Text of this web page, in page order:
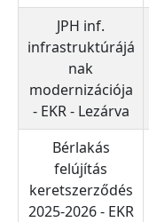
JPH inf.
infrastruktúrájá
nak
modernizációja
- EKR - Lezárva
Bérlakás
felújítás
keretszerződés
2025-2026 - EKR